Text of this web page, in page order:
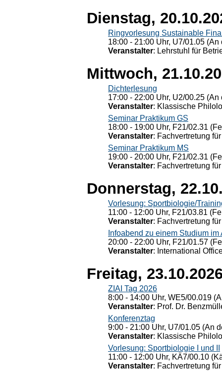
Dienstag,
Ringvorlesung Sustainable
18:00 - 21:00 Uhr, U7/01.05
Veranstalter: Lehrstuhl für
Mittwoch,
Dichterlesung
17:00 - 22:00 Uhr, U2/00.25
Veranstalter: Klassische
Seminar Praktikum GS
18:00 - 19:00 Uhr, F21/02.31
Veranstalter: Fachvertretung
Seminar Praktikum MS
19:00 - 20:00 Uhr, F21/02.31
Veranstalter: Fachvertretung
Donnerstag,
Vorlesung: Sportbiologie/
11:00 - 12:00 Uhr, F21/03.81
Veranstalter: Fachvertretung
Infoabend zu einem Studium im
20:00 - 22:00 Uhr, F21/01.57
Veranstalter: International
Freitag,
ZIAI Tag 2026
8:00 - 14:00 Uhr, WE5/00.019
Veranstalter: Prof. Dr.
Konferenztag
9:00 - 21:00 Uhr, U7/01.05 (An
Veranstalter: Klassische
Vorlesung: Sportbiologie I und II
11:00 - 12:00 Uhr, KÄ7/00.10
Veranstalter: Fachvertretung